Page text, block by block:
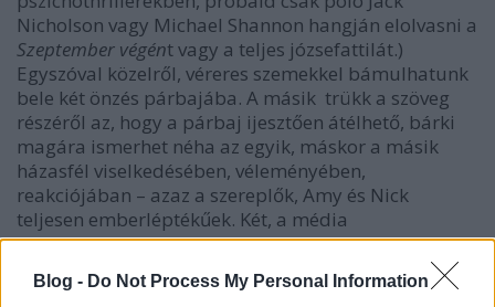
Blog - Do Not Process My Personal Information
Nicholson vagy Michael Shannon hangján elolvasni a
Szeptember végént vagy a teljes józsefattilát.)
Egyszóval közelről, véreres szemekkel bámulhatunk
bele két önzés párbajába. A másik trükk a szöveg
részéről az, hogy a párbaj ijesztően átélhető, bárki
magára ismerhet néha az egyik, máskor a másik
házasfél viselkedésében, véleményében,
reakciójában – azaz a szereplők, Amy és Nick
teljesen emberléptékűek. Két, a média
digitalizálódásának sodrában állástalanná lett, New
Yorkból Tom Sawyer háza tájára költöző, szülői
segítséggel némileg deformált lelkivilágú újságíró